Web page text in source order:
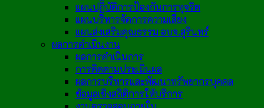
แผนปฏิบัติการป้องกันการทุจริต
แผนบริหารจัดการความเสี่ยง
แผนส่งเสริมคุณธรรม อบจ.สุรินทร์
ผลการดำเนินงาน
ผลการดำเนินการ
การติดตามประเมินผล
ผลการบริหารและพัฒนาทรัพยากรบุคคล
ข้อมูลเชิงสถิติการให้บริการ